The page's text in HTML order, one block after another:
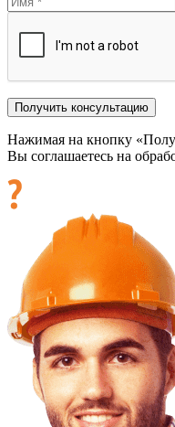
Нажимая на кнопку
Вы соглашаетесь на